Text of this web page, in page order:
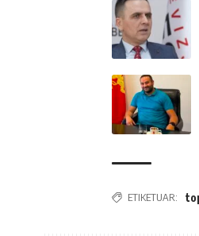
ETIKETUAR: